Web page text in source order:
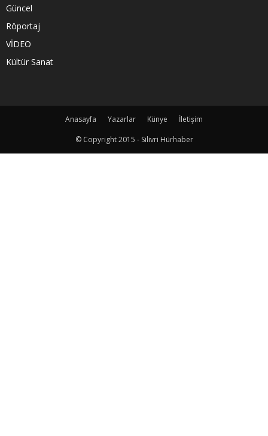
Güncel
Röportaj
VİDEO
Kültür Sanat
Anasayfa Yazarlar Künye
İletişim
© Copyright 2015 - Silivri Hürhaber